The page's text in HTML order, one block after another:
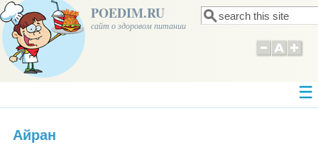
POEDIM.RU
сайт о здоровом питании Форма поиска
Поиск
Айран